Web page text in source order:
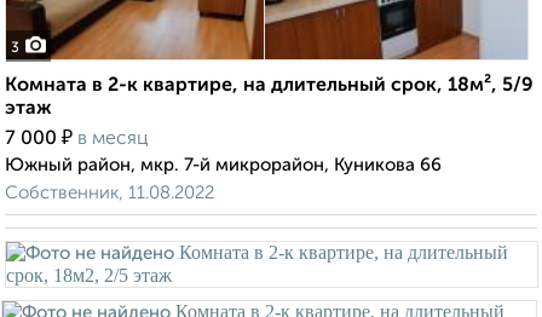
3
Комната в 2-к квартире, на длительный срок, 18м², 5/9
этаж
7 000 ₽ в месяц
Южный район, мкр. 7-й микрорайон, Куникова 66
Собственник, 11.08.2022